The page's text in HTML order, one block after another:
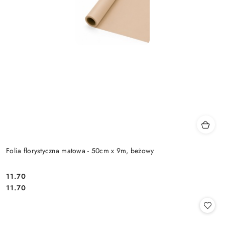
Folia florystyczna matowa - 50cm x 9m, beżowy
Cena:
11.70
Cena:
11.70